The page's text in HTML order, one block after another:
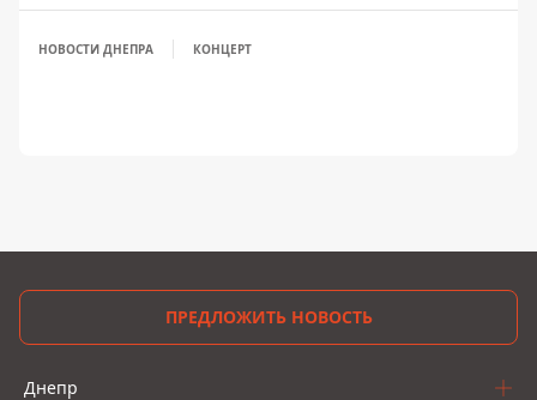
НОВОСТИ ДНЕПРА КОНЦЕРТ
ПРЕДЛОЖИТЬ НОВОСТЬ
Днепр